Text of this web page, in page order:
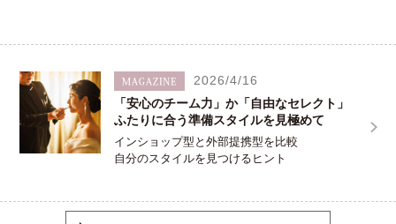
2026/4/16
「安心のチーム力」か「自由なセレクト」
ふたりに合う準備スタイルを見極めて
インショップ型と外部提携型を比較
自分のスタイルを見つけるヒント